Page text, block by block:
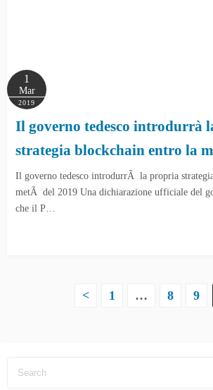
1
Mar
2019
Il governo tedesco introdurrà
strategia blockchain entro la
Il governo tedesco introdurrÃ la propria
metÃ del 2019 Una dichiarazione ufficiale del
che il P…
< 1 … 8 9